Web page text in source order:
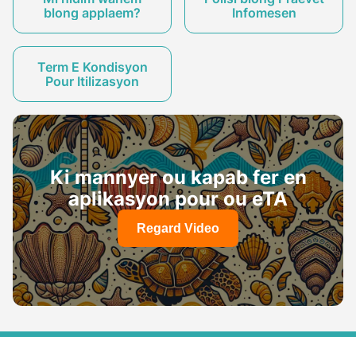
blong applaem?
Infomesen
Term E Kondisyon
Pour Itilizasyon
Ki mannyer ou kapab fer en
aplikasyon pour ou eTA
Regard Video